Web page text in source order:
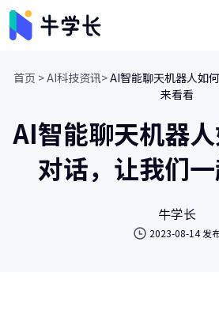
首页 >AI科技资讯>AI智能聊天机器人如
来看看
AI智能聊天机器
对话，让我们
牛学长
2023-08-14 发